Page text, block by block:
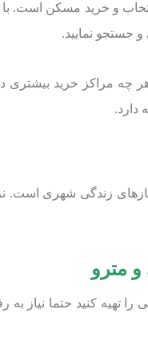
و خرید مسکن است.
جستجو نمایید.
چه مراکز خرید
دارد.
زندگی شهری
مترو
را تهیه کنید حتما